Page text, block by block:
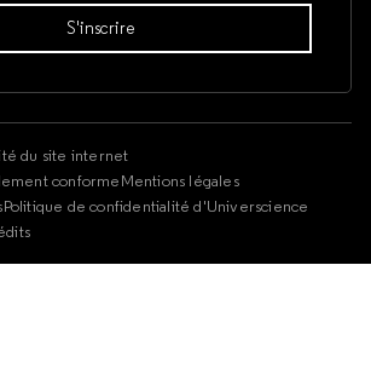
du site internet
conformeMentions légales
Politique de confidentialité d'Universcience